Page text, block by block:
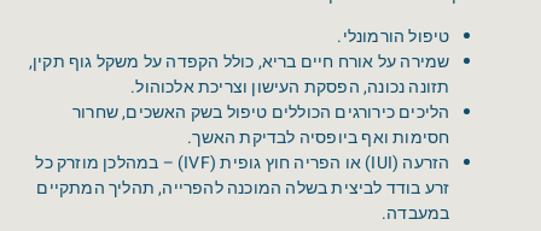
טיפול הורמונלי.
שמירה על אורח חיים בריא, כולל הקפדה על משקל גוף תקין,
תזונה נכונה, הפסקת העישון וצריכת אלכוהול.
הליכים כירורגים הכוללים טיפול בשק האשכים, שחרור
חסימות ואף ביופסיה לבדיקת האשך.
הזרעה (IUI) או הפריה חוץ גופית (IVF) – במהלכן מוזרק כל
זרע בודד לביצית בשלה המוכנה להפרייה, תהליך המתקיים
במעבדה.